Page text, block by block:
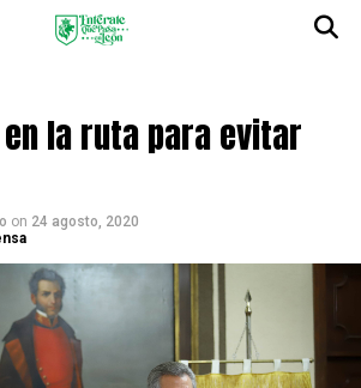
en la ruta para evitar
on 24 agosto, 2020